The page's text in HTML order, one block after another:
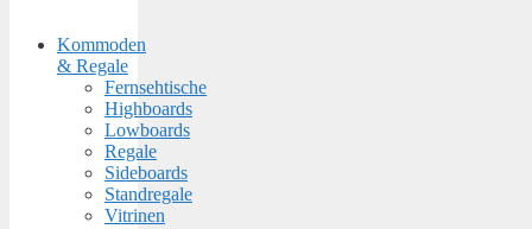
Kommoden
& Regale
Fernsehtische
Highboards
Lowboards
Regale
Sideboards
Standregale
Vitrinen